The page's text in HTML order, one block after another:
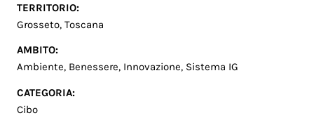
TERRITORIO:
Grosseto,Toscana
AMBITO:
Ambiente, Benessere, Innovazione, Sistema IG
CATEGORIA:
Cibo